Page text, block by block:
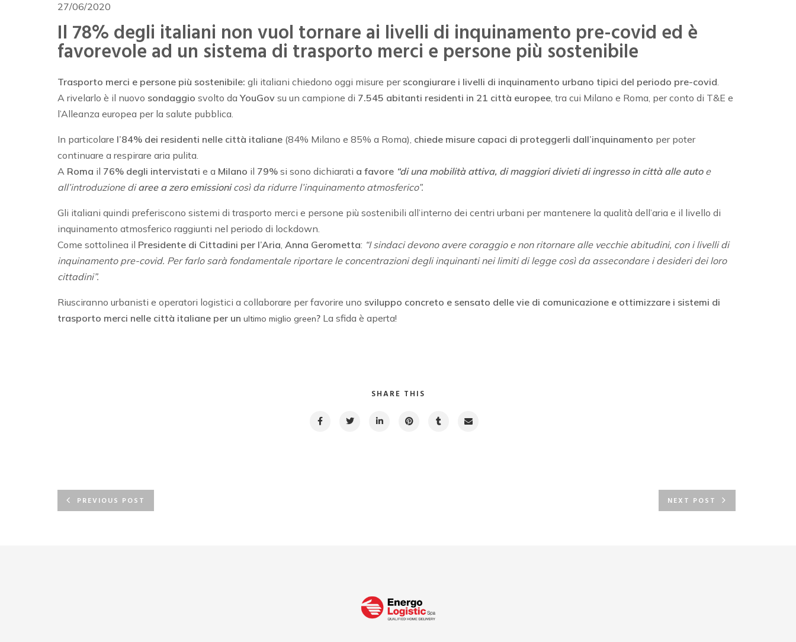
27/06/2020
Il 78% degli italiani non vuol tornare ai livelli di inquinamento pre-covid ed è
favorevole ad un sistema di trasporto merci e persone più sostenibile
Trasporto merci e persone più sostenibile: gli italiani chiedono oggi misure per scongiurare i livelli di inquinamento urbano tipici del periodo pre-covid.
A rivelarlo è il nuovo sondaggio svolto da YouGov su un campione di 7.545 abitanti residenti in 21 città europee, tra cui Milano e Roma, per conto di T&E e
l’Alleanza europea per la salute pubblica.
In particolare l’84% dei residenti nelle città italiane (84% Milano e 85% a Roma), chiede misure capaci di proteggerli dall’inquinamento per poter
continuare a respirare aria pulita.
A Roma il 76% degli intervistati e a Milano il 79% si sono dichiarati a favore “di una mobilità attiva, di maggiori divieti di ingresso in città alle auto e
all’introduzione diaree a zero emissionicosì da ridurre l’inquinamento atmosferico”.
Gli italiani quindi preferiscono sistemi di trasporto merci e persone più sostenibili all’interno dei centri urbani per mantenere la qualità dell’aria e il livello di
inquinamento atmosferico raggiunti nel periodo di lockdown.
Come sottolinea il Presidente di Cittadini per l’Aria, Anna Gerometta: “I sindaci devono avere coraggio e non ritornare alle vecchie abitudini, con i livelli di
inquinamento pre-covid. Per farlo sarà fondamentale riportare le concentrazioni degli inquinanti nei limiti di legge così da assecondare i desideri dei loro
cittadini”.
Riusciranno urbanisti e operatori logistici a collaborare per favorire uno sviluppo concreto e sensato delle vie di comunicazione e ottimizzare i sistemi di
trasporto merci nelle città italiane per un ultimo miglio green? La sfida è aperta!
SHARE THIS
PREVIOUS POST NEXT POST